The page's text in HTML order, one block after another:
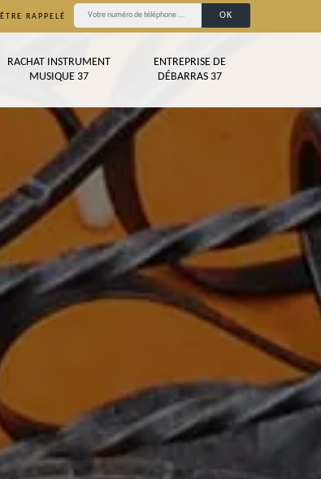
ÊTRE RAPPELÉ
RACHAT INSTRUMENT
MUSIQUE 37
ENTREPRISE DE
DÉBARRAS 37